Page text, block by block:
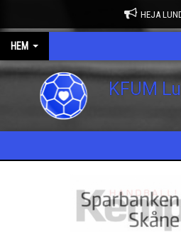
HEJA
HEM
KFUM